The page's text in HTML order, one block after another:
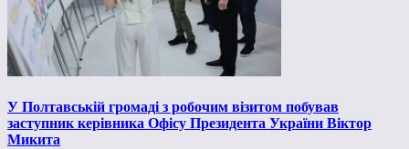
У Полтавській громаді з робочим візитом побував
заступник керівника Офісу Президента України Віктор
Микита